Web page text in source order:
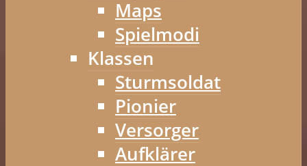
Maps
Spielmodi
Klassen
Sturmsoldat
Pionier
Versorger
Aufklärer